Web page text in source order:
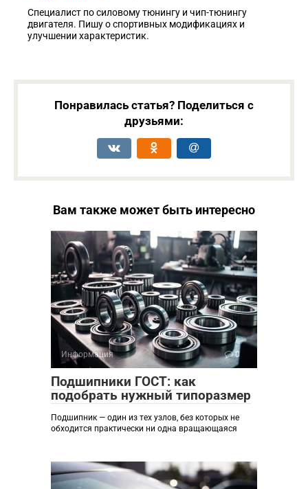
Специалист по силовому тюнингу и чип-тюнингу
двигателя. Пишу о спортивных модификациях и
улучшении характеристик.
Понравилась статья? Поделиться с
друзьями:
Вам также может быть интересно
Информация 0
Подшипники ГОСТ: как
подобрать нужный типоразмер
Подшипник — один из тех узлов, без которых не
обходится практически ни одна вращающаяся